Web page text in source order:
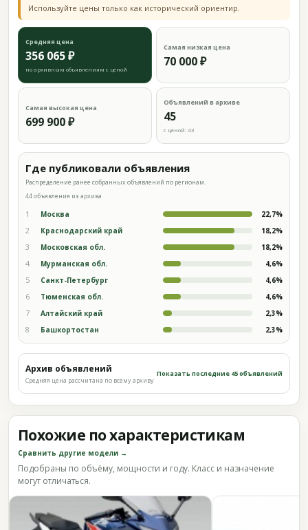
Используйте цены только как исторический ориентир.
Средняя цена
356 065 ₽
по архивным объявлениям с ценой
Самая низкая цена
70 000 ₽
Самая высокая цена
699 900 ₽
Объявлений в архиве
45
с ценой: 43
Где публиковали объявления
Распределение ранее собранных объявлений по регионам.
44 объявления из архива
1 Москва 22,7%
2 Краснодарский край 18,2%
3 Московская обл. 18,2%
4 Мурманская обл. 4,6%
5 Санкт-Петербург 4,6%
6 Тюменская обл. 4,6%
7 Алтайский край 2,3%
8 Башкортостан 2,3%
Архив объявлений
Средняя цена рассчитана по всему архиву
Показать последние 45 объявлений
Похожие по характеристикам
Сравнить другие модели →
Подобраны по объёму, мощности и году. Класс и назначение
могут отличаться.